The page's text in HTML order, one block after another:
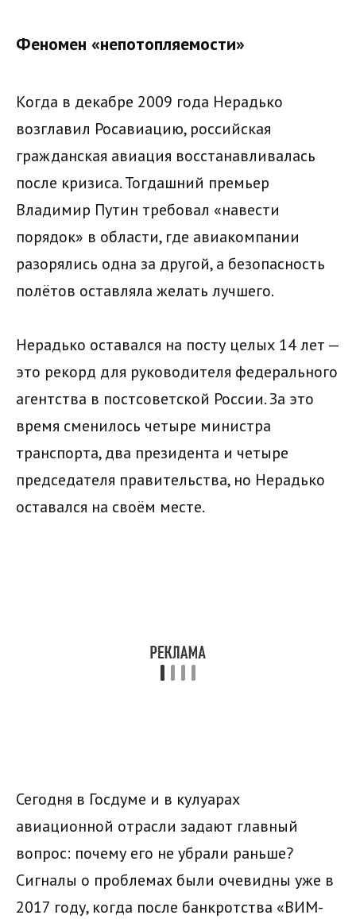
Феномен «непотопляемости»
Когда в декабре 2009 года Нерадько
возглавил Росавиацию, российская
гражданская авиация восстанавливалась
после кризиса. Тогдашний премьер
Владимир Путин требовал «навести
порядок» в области, где авиакомпании
разорялись одна за другой, а безопасность
полётов оставляла желать лучшего.
Нерадько оставался на посту целых 14 лет —
это рекорд для руководителя федерального
агентства в постсоветской России. За это
время сменилось четыре министра
транспорта, два президента и четыре
председателя правительства, но Нерадько
оставался на своём месте.
Сегодня в Госдуме и в кулуарах
авиационной отрасли задают главный
вопрос: почему его не убрали раньше?
Сигналы о проблемах были очевидны уже в
2017 году, когда после банкротства «ВИМ-